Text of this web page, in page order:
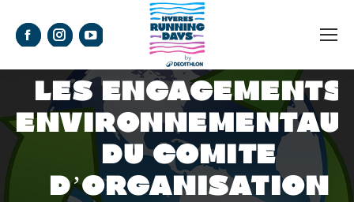
La
page
Facebook
s'ouvre
nouvelle
La
page
Instagram
s'ouvre
nouvelle
La
page
YouTube
s'ouvre
dans
une
nouvelle
LES ENGAGEMENTS
DU COMITÉ
D’ORGANISATION
Vous êtes ici :